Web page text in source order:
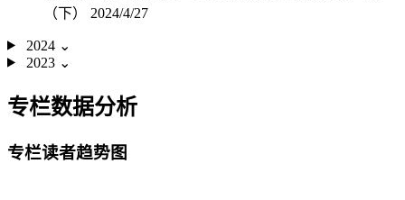
（下） 2024/4/27
2024 ⌄
2023 ⌄
专栏数据分析
专栏读者趋势图